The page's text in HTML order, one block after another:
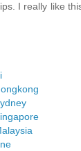
I really like